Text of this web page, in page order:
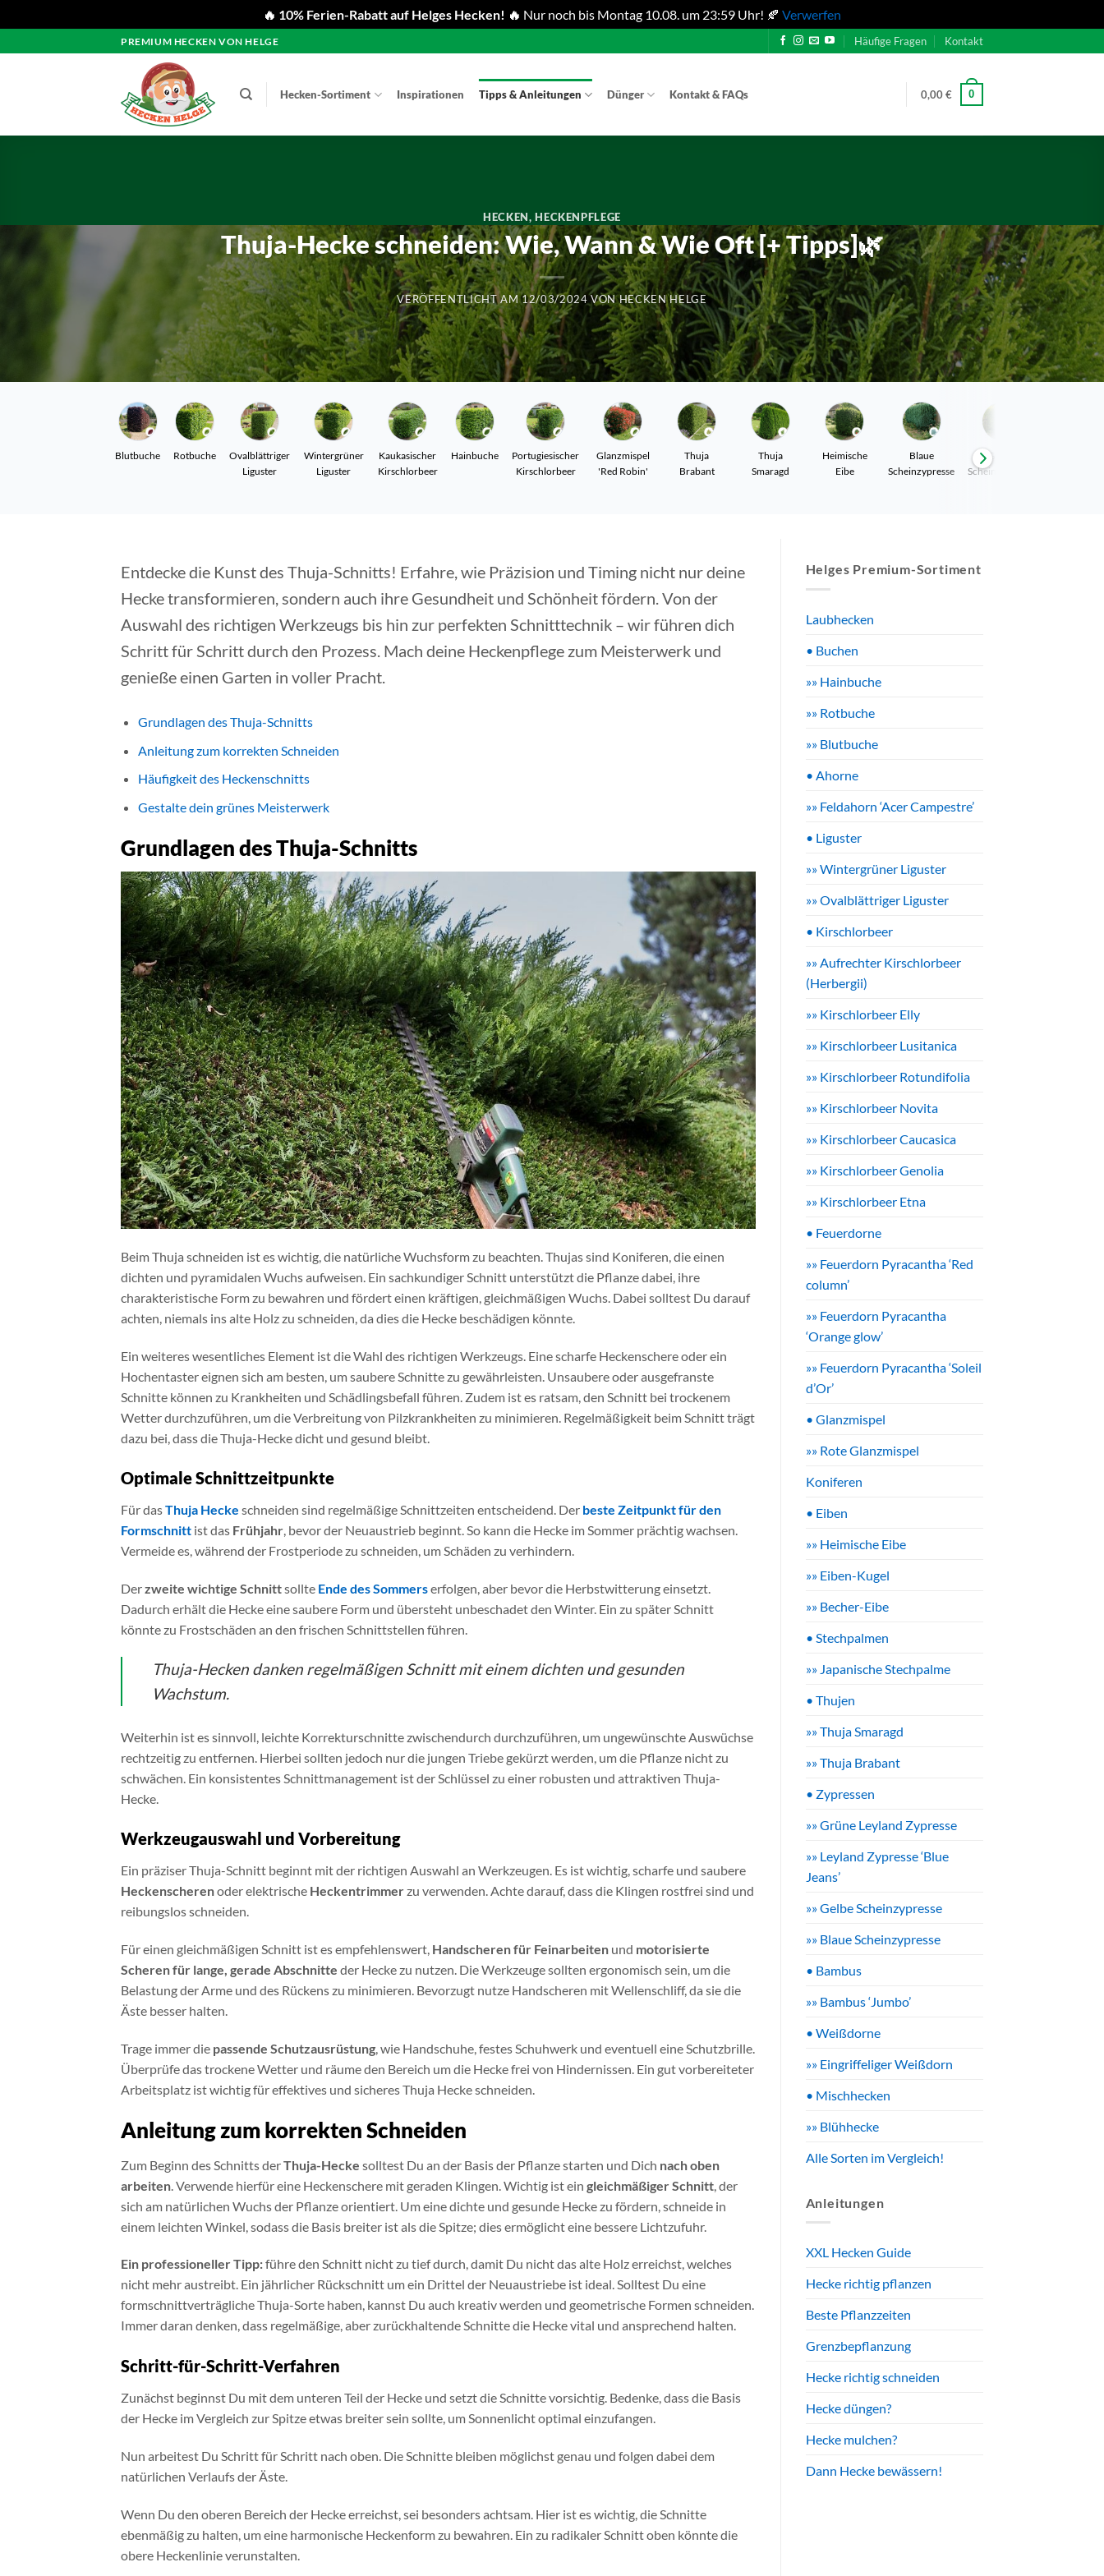
🔥 10% Ferien-Rabatt auf Helges Hecken! 🔥 Nur noch bis Montag 10.08. um 23:59 Uhr! 🍂 Verwerfen
Inhalt
PREMIUM HECKEN VON HELGE Häufige Fragen Kontakt
Hecken-Sortiment Inspirationen Tipps & Anleitungen Dünger Kontakt & FAQs 0,00€ 0
HECKEN,HECKENPFLEGE
Thuja-Hecke schneiden: Wie, Wann & Wie Oft [+ Tipps]🌿
VERÖFFENTLICHT AM12/03/2024 VONHECKEN HELGE
Blutbuche Rotbuche
Ovalblättriger
Liguster
Wintergrüner
Liguster
Kaukasischer
Kirschlorbeer
Hainbuche
Portugiesischer
Kirschlorbeer
Glanzmispel
'Red Robin'
Thuja
Brabant
Thuja
Smaragd
Heimische
Eibe
Blaue
Scheinzypresse
Gelbe
Scheinzypresse
Entdecke die Kunst des Thuja-Schnitts! Erfahre, wie Präzision und Timing nicht nur deine
Hecke transformieren, sondern auch ihre Gesundheit und Schönheit fördern. Von der
Auswahl des richtigen Werkzeugs bis hin zur perfekten Schnitttechnik – wir führen dich
Schritt für Schritt durch den Prozess. Mach deine Heckenpflege zum Meisterwerk und
genieße einen Garten in voller Pracht.
Grundlagen des Thuja-Schnitts
Anleitung zum korrekten Schneiden
Häufigkeit des Heckenschnitts
Gestalte dein grünes Meisterwerk
Grundlagen des Thuja-Schnitts
Beim Thuja schneiden ist es wichtig, die natürliche Wuchsform zu beachten. Thujas sind Koniferen, die einen
dichten und pyramidalen Wuchs aufweisen. Ein sachkundiger Schnitt unterstützt die Pflanze dabei, ihre
charakteristische Form zu bewahren und fördert einen kräftigen, gleichmäßigen Wuchs. Dabei solltest Du darauf
achten, niemals ins alte Holz zu schneiden, da dies die Hecke beschädigen könnte.
Ein weiteres wesentliches Element ist die Wahl des richtigen Werkzeugs. Eine scharfe Heckenschere oder ein
Hochentaster eignen sich am besten, um saubere Schnitte zu gewährleisten. Unsaubere oder ausgefranste
Schnitte können zu Krankheiten und Schädlingsbefall führen. Zudem ist es ratsam, den Schnitt bei trockenem
Wetter durchzuführen, um die Verbreitung von Pilzkrankheiten zu minimieren. Regelmäßigkeit beim Schnitt trägt
dazu bei, dass die Thuja-Hecke dicht und gesund bleibt.
Optimale Schnittzeitpunkte
Für dasThuja Hecke schneiden sind regelmäßige Schnittzeiten entscheidend. Der beste Zeitpunkt für den
Formschnitt ist das Frühjahr, bevor der Neuaustrieb beginnt. So kann die Hecke im Sommer prächtig wachsen.
Vermeide es, während der Frostperiode zu schneiden, um Schäden zu verhindern.
Derzweite wichtige Schnittsollte Ende des Sommerserfolgen, aber bevor die Herbstwitterung einsetzt.
Dadurch erhält die Hecke eine saubere Form und übersteht unbeschadet den Winter. Ein zu später Schnitt
könnte zu Frostschäden an den frischen Schnittstellen führen.
Thuja-Hecken danken regelmäßigen Schnitt mit einem dichten und gesunden
Wachstum.
Weiterhin ist es sinnvoll, leichte Korrekturschnitte zwischendurch durchzuführen, um ungewünschte Auswüchse
rechtzeitig zu entfernen. Hierbei sollten jedoch nur die jungen Triebe gekürzt werden, um die Pflanze nicht zu
schwächen. Ein konsistentes Schnittmanagement ist der Schlüssel zu einer robusten und attraktiven Thuja-
Hecke.
Werkzeugauswahl und Vorbereitung
Ein präziser Thuja-Schnitt beginnt mit der richtigen Auswahl an Werkzeugen. Es ist wichtig, scharfe und saubere
Heckenscherenoder elektrische Heckentrimmerzu verwenden. Achte darauf, dass die Klingen rostfrei sind und
reibungslos schneiden.
Für einen gleichmäßigen Schnitt ist es empfehlenswert, Handscheren für Feinarbeiten und motorisierte
Scheren für lange, gerade Abschnitte der Hecke zu nutzen. Die Werkzeuge sollten ergonomisch sein, um die
Belastung der Arme und des Rückens zu minimieren. Bevorzugt nutze Handscheren mit Wellenschliff, da sie die
Äste besser halten.
Trage immer die passende Schutzausrüstung, wie Handschuhe, festes Schuhwerk und eventuell eine Schutzbrille.
Überprüfe das trockene Wetter und räume den Bereich um die Hecke frei von Hindernissen. Ein gut vorbereiteter
Arbeitsplatz ist wichtig für effektives und sicheres Thuja Hecke schneiden.
Anleitung zum korrekten Schneiden
Zum Beginn des Schnitts derThuja-Hecke solltest Du an der Basis der Pflanze starten und Dich nach oben
arbeiten . Verwende hierfür eine Heckenschere mit geraden Klingen. Wichtig ist ein gleichmäßiger Schnitt , der
sich am natürlichen Wuchs der Pflanze orientiert. Um eine dichte und gesunde Hecke zu fördern, schneide in
einem leichten Winkel, sodass die Basis breiter ist als die Spitze; dies ermöglicht eine bessere Lichtzufuhr.
Ein professioneller Tipp:führe den Schnitt nicht zu tief durch, damit Du nicht das alte Holz erreichst, welches
nicht mehr austreibt. Ein jährlicher Rückschnitt um ein Drittel der Neuaustriebe ist ideal. Solltest Du eine
formschnittverträgliche Thuja-Sorte haben, kannst Du auch kreativ werden und geometrische Formen schneiden.
Immer daran denken, dass regelmäßige, aber zurückhaltende Schnitte die Hecke vital und ansprechend halten.
Schritt-für-Schritt-Verfahren
Zunächst beginnst Du mit dem unteren Teil der Hecke und setzt die Schnitte vorsichtig. Bedenke, dass die Basis
der Hecke im Vergleich zur Spitze etwas breiter sein sollte, um Sonnenlicht optimal einzufangen.
Nun arbeitest Du Schritt für Schritt nach oben. Die Schnitte bleiben möglichst genau und folgen dabei dem
natürlichen Verlaufs der Äste.
Wenn Du den oberen Bereich der Hecke erreichst, sei besonders achtsam. Hier ist es wichtig, die Schnitte
ebenmäßig zu halten, um eine harmonische Heckenform zu bewahren. Ein zu radikaler Schnitt oben könnte die
obere Heckenlinie verunstalten.
Helges Premium-Sortiment
Laubhecken
• Buchen
»» Hainbuche
»» Rotbuche
»» Blutbuche
• Ahorne
»» Feldahorn ‘Acer Campestre’
• Liguster
»» Wintergrüner Liguster
»» Ovalblättriger Liguster
• Kirschlorbeer
»» Aufrechter Kirschlorbeer
(Herbergii)
»» Kirschlorbeer Elly
»» Kirschlorbeer Lusitanica
»» Kirschlorbeer Rotundifolia
»» Kirschlorbeer Novita
»» Kirschlorbeer Caucasica
»» Kirschlorbeer Genolia
»» Kirschlorbeer Etna
• Feuerdorne
»» Feuerdorn Pyracantha ‘Red
column’
»» Feuerdorn Pyracantha
‘Orange glow’
»» Feuerdorn Pyracantha ‘Soleil
d’Or’
• Glanzmispel
»» Rote Glanzmispel
Koniferen
• Eiben
»» Heimische Eibe
»» Eiben-Kugel
»» Becher-Eibe
• Stechpalmen
»» Japanische Stechpalme
• Thujen
»» Thuja Smaragd
»» Thuja Brabant
• Zypressen
»» Grüne Leyland Zypresse
»» Leyland Zypresse ‘Blue
Jeans’
»» Gelbe Scheinzypresse
»» Blaue Scheinzypresse
• Bambus
»» Bambus ‘Jumbo’
• Weißdorne
»» Eingriffeliger Weißdorn
• Mischhecken
»» Blühhecke
Alle Sorten im Vergleich!
Anleitungen
XXL Hecken Guide
Hecke richtig pflanzen
Beste Pflanzzeiten
Grenzbepflanzung
Hecke richtig schneiden
Hecke düngen?
Hecke mulchen?
Dann Hecke bewässern!